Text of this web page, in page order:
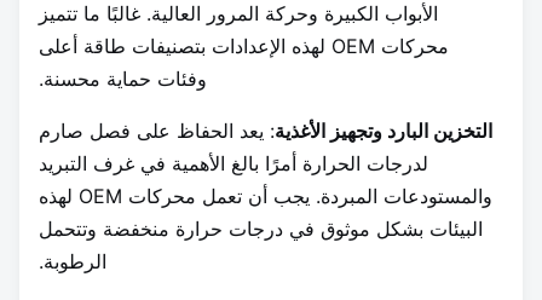
الأبواب الكبيرة وحركة المرور العالية. غالبًا ما تتميز
محركات OEM لهذه الإعدادات بتصنيفات طاقة أعلى
وفئات حماية محسنة.
التخزين البارد وتجهيز الأغذية: يعد الحفاظ على فصل صارم
لدرجات الحرارة أمرًا بالغ الأهمية في غرف التبريد
والمستودعات المبردة. يجب أن تعمل محركات OEM لهذه
البيئات بشكل موثوق في درجات حرارة منخفضة وتتحمل
الرطوبة.